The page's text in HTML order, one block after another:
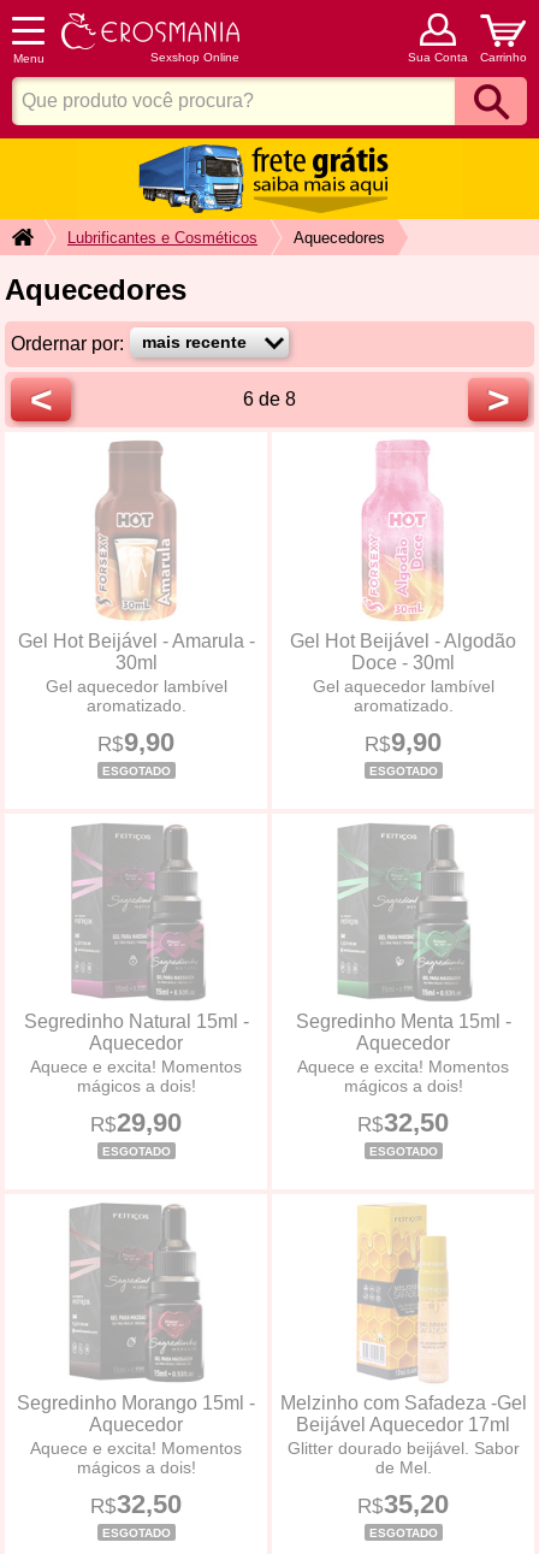
Menu Sexshop Online Sua Conta Carrinho
Lubrificantes e Cosméticos Aquecedores
Aquecedores
Ordernar por:
< 6 de 8 >
Gel Hot Beijável - Amarula -
30ml
Gel aquecedor lambível
aromatizado.
R$9,90
ESGOTADO
Gel Hot Beijável - Algodão
Doce - 30ml
Gel aquecedor lambível
aromatizado.
R$9,90
ESGOTADO
Segredinho Natural 15ml -
Aquecedor
Aquece e excita! Momentos
mágicos a dois!
R$29,90
ESGOTADO
Segredinho Menta 15ml -
Aquecedor
Aquece e excita! Momentos
mágicos a dois!
R$32,50
ESGOTADO
Segredinho Morango 15ml -
Aquecedor
Aquece e excita! Momentos
mágicos a dois!
R$32,50
ESGOTADO
Melzinho com Safadeza -Gel
Beijável Aquecedor 17ml
Glitter dourado beijável. Sabor
de Mel.
R$35,20
ESGOTADO